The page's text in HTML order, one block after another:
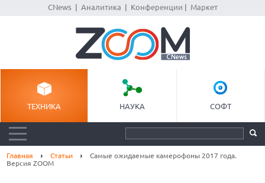
CNews| Аналитика Конференции Маркет
ТЕХНИКА НАУКА СОФТ
Главная Статьи
Самые ожидаемые камерофоны 2017 года.
Версия ZOOM